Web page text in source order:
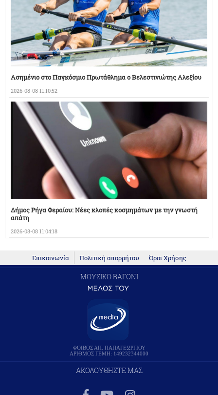
Ασημένιο στο Παγκόσμιο Πρωτάθλημα ο Βελεστινιώτης Αλεξίου
2026-08-08 11:10:52
Δήμος Ρήγα Φεραίου: Νέες κλοπές κοσμημάτων με την γνωστή
απάτη
2026-08-08 11:04:18
Επικοινωνία Πολιτική απορρήτου Όροι Χρήσης
ΜΟΥΣΙΚΟ ΒΑΓΟΝΙ
ΦΟΙΒΟΣ ΑΠ. ΠΑΠΑΓΕΩΡΓΙΟΥ
ΑΡΙΘΜΟΣ ΓΕΜΗ: 149232344000
ΑΚΟΛΟΥΘΗΣΤΕ ΜΑΣ